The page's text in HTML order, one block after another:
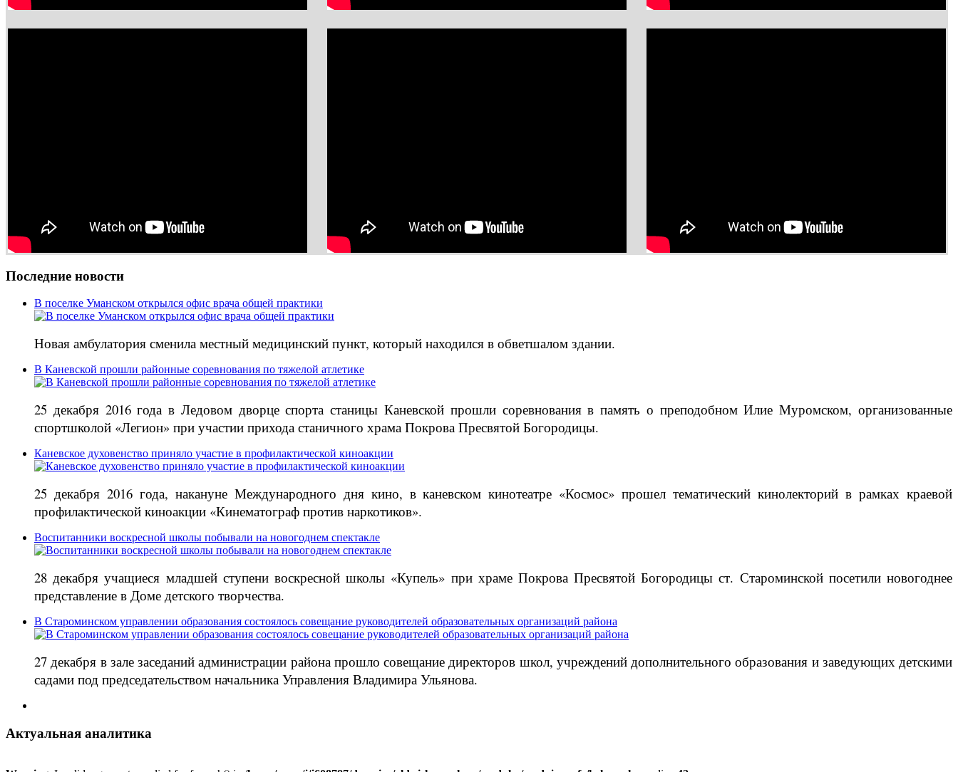
Последние новости
В поселке Уманском открылся офис врача общей практики
Новая амбулатория сменила местный медицинский пункт, который находился в обветшалом здании.
В Каневской прошли районные соревнования по тяжелой атлетике
25 декабря 2016 года в Ледовом дворце спорта станицы Каневской прошли соревнования в память о преподобном Илие Муромском, организованные
спортшколой «Легион» при участии прихода станичного храма Покрова Пресвятой Богородицы.
Каневское духовенство приняло участие в профилактической киноакции
25 декабря 2016 года, накануне Международного дня кино, в каневском кинотеатре «Космос» прошел тематический кинолекторий в рамках краевой
профилактической киноакции «Кинематограф против наркотиков».
Воспитанники воскресной школы побывали на новогоднем спектакле
28 декабря учащиеся младшей ступени воскресной школы «Купель» при храме Покрова Пресвятой Богородицы ст. Староминской посетили новогоднее
представление в Доме детского творчества.
В Староминском управлении образования состоялось совещание руководителей образовательных организаций района
27 декабря в зале заседаний администрации района прошло совещание директоров школ, учреждений дополнительного образования и заведующих детскими
садами под председательством начальника Управления Владимира Ульянова.
Актуальная аналитика